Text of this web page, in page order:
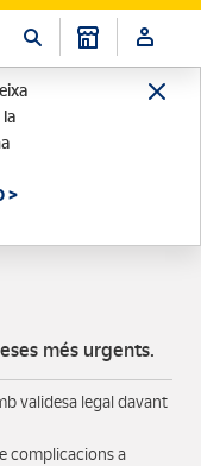
>
més urgents.
validesa legal davant
complicacions a